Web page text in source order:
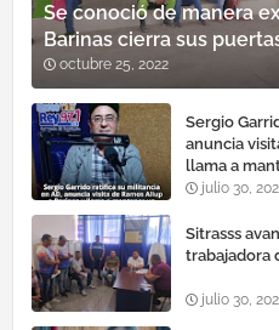
Se conoció de manera
Barinas cierra sus
octubre 25, 2022
Sergio
anuncia
llama a
cauteloso»
julio 30,
Sitrasss
trabajadora
julio 30,